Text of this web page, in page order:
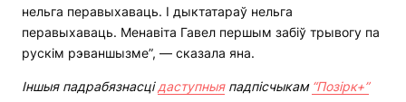
нельга перавыхаваць. І дыктатараў нельга
перавыхаваць. Менавіта Гавел першым забіў трывогу па
рускім рэваншызме”, — сказала яна.
Іншыя падрабязнасцідаступныяпадпісчыкам “Позірк+”